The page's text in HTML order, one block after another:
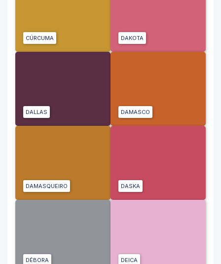
CÚRCUMA DAKOTA
DALLAS DAMASCO
DAMASQUEIRO DASKA
DÉBORA DEICA